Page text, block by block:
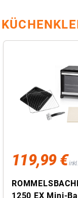
119,99 €
1250 EX Mini-